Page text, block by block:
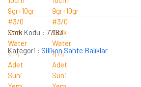
Stok Kodu : 77183
Kategori : Silikon Sahte Balıklar